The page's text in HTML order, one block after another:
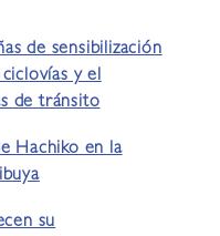
de sensibilización
y el
de tránsito
Hachiko en la
su